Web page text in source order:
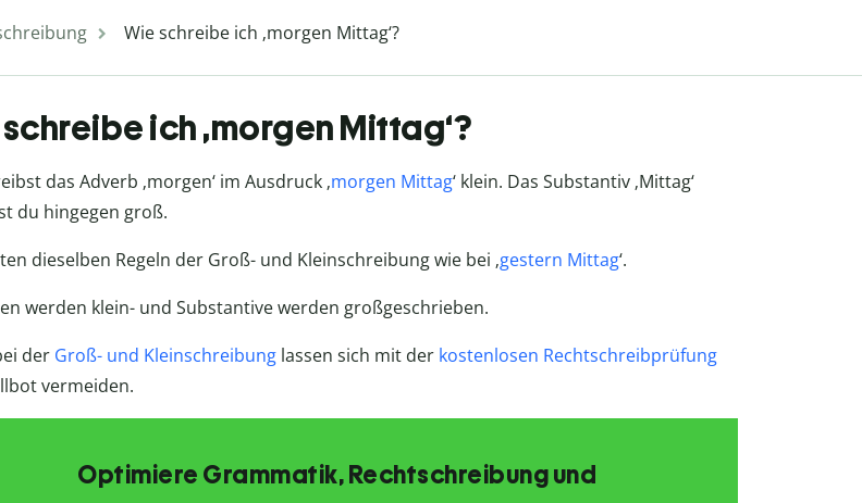
Wie schreibe ich ‚morgen Mittag‘?
ich ‚morgen Mittag‘?
das Adverb ‚morgen‘ im Ausdruck ‚morgen Mittag‘ klein. Das Substantiv ‚Mittag‘
du hingegen groß.
dieselben Regeln der Groß- und Kleinschreibung wie bei ‚gestern Mittag‘.
werden klein- und Substantive werden großgeschrieben.
der Groß- und Kleinschreibunglassen sich mit der kostenlosen Rechtschreibprüfung
vermeiden.
Optimiere Grammatik, Rechtschreibung und